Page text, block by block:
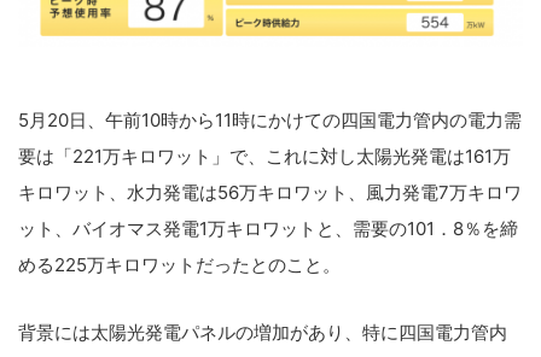
5月20日、午前10時から11時にかけての四国電力管内の電力需
要は「221万キロワット」で、これに対し太陽光発電は161万
キロワット、水力発電は56万キロワット、風力発電7万キロワ
ット、バイオマス発電1万キロワットと、需要の101．8％を締
める225万キロワットだったとのこと。
背景には太陽光発電パネルの増加があり、特に四国電力管内